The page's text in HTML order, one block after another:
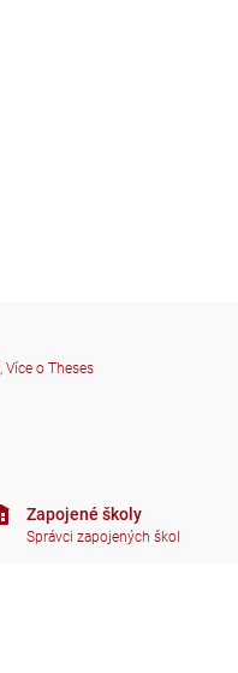
, Více o Theses
Zapojené školy
Správci zapojených škol